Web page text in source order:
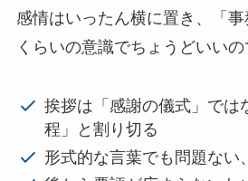
感情はいったん横に置き、「事
くらいの意識でちょうどいいの
挨拶は「感謝の儀式」では
程」と割り切る
形式的な言葉でも問題ない